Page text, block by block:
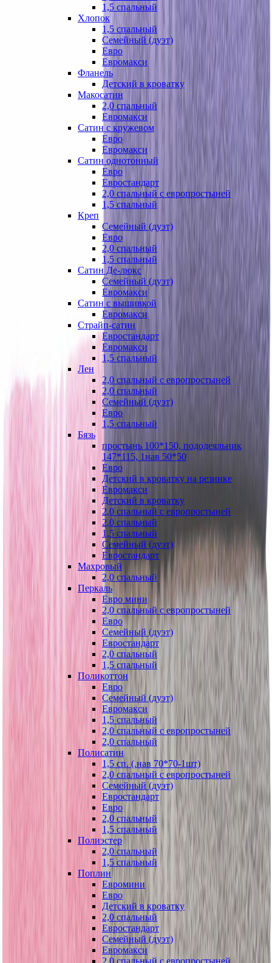
1,5 спальный
Хлопок
1,5 спальный
Семейный (дуэт)
Евро
Евромакси
Фланель
Детский в кроватку
Макосатин
2,0 спальный
Евромакси
Сатин с кружевом
Евро
Евромакси
Сатин однотонный
Евро
Евростандарт
2,0 спальный с европростыней
1,5 спальный
Креп
Семейный (дуэт)
Евро
2,0 спальный
1,5 спальный
Сатин Де-люкс
Семейный (дуэт)
Евромакси
Сатин с вышивкой
Евромакси
Страйп-сатин
Евростандарт
Евромакси
1,5 спальный
Лен
2,0 спальный с европростыней
2,0 спальный
Семейный (дуэт)
Евро
1,5 спальный
Бязь
простынь 100*150, пододеяльник
147*115, 1нав 50*50
Евро
Детский в кроватку на резинке
Евромакси
Детский в кроватку
2,0 спальный с европростыней
2,0 спальный
1,5 спальный
Семейный (дуэт)
Евростандарт
Махровый
2,0 спальный
Перкаль
Евро мини
2,0 спальный с европростыней
Евро
Семейный (дуэт)
Евростандарт
2,0 спальный
1,5 спальный
Поликоттон
Евро
Семейный (дуэт)
Евромакси
1,5 спальный
2,0 спальный с европростыней
2,0 спальный
Полисатин
1,5 сп. (.нав 70*70-1шт)
2,0 спальный с европростыней
Семейный (дуэт)
Евростандарт
Евро
2,0 спальный
1,5 спальный
Полиэстер
2,0 спальный
1,5 спальный
Поплин
Евромини
Евро
Детский в кроватку
2,0 спальный
Евростандарт
Семейный (дуэт)
Евромакси